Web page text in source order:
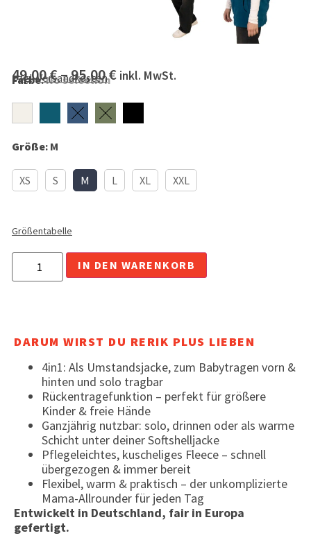
49,00€–95,00€ inkl. MwSt.
zzgl.Versandkosten
Größe: M
XS S M L XL XXL
Größentabelle
Farbe:No selection
IN DEN WARENKORB
DARUM WIRST DU RERIK PLUS LIEBEN
4in1: Als Umstandsjacke, zum Babytragen vorn &
hinten und solo tragbar
Rückentragefunktion – perfekt für größere
Kinder & freie Hände
Ganzjährig nutzbar: solo, drinnen oder als warme
Schicht unter deiner Softshelljacke
Pflegeleichtes, kuscheliges Fleece – schnell
übergezogen & immer bereit
Flexibel, warm & praktisch – der unkomplizierte
Mama-Allrounder für jeden Tag
Entwickelt in Deutschland, fair in Europa
gefertigt.